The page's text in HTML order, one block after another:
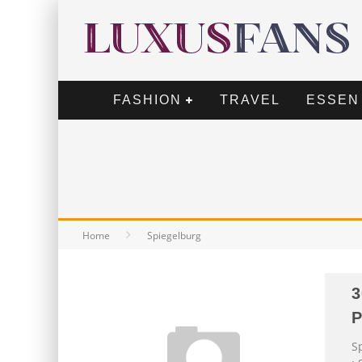
FASHION TRAVEL
Home Spiegelburg